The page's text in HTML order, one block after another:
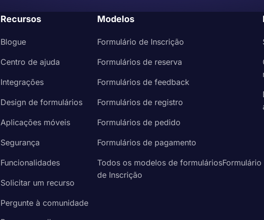
Recursos
Blogue
Centro de ajuda
Integrações
Design de formulários
Aplicações móveis
Segurança
Funcionalidades
Solicitar um recurso
Pergunte à comunidade
Modelos
Formulário de Inscrição
Formulários de reserva
Formulários de feedback
Formulários de registro
Formulários de pedido
Formulários de pagamento
Todos os modelos de formuláriosFormulário
de Inscrição